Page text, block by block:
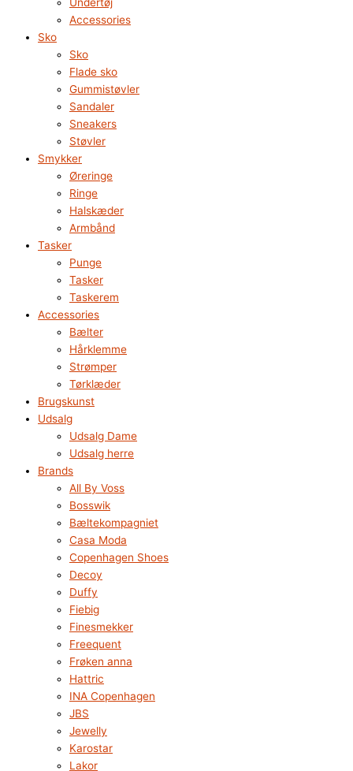
Accessories
Sko
Sko
Flade sko
Gummistøvler
Sandaler
Sneakers
Støvler
Smykker
Øreringe
Ringe
Halskæder
Armbånd
Tasker
Punge
Tasker
Taskerem
Accessories
Bælter
Hårklemme
Strømper
Tørklæder
Brugskunst
Udsalg
Udsalg Dame
Udsalg herre
Brands
All By Voss
Bosswik
Bæltekompagniet
Casa Moda
Copenhagen Shoes
Decoy
Duffy
Fiebig
Finesmekker
Freequent
Frøken anna
Hattric
INA Copenhagen
JBS
Jewelly
Karostar
Lakor